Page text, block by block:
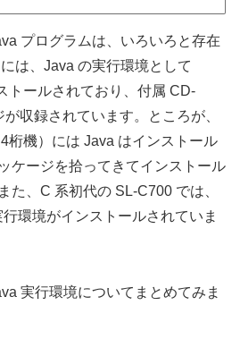
プログラムは、いろいろと存在
は、Java の実行環境として
トールされており、付属 CD-
収録されています。ところが、
桁機）には Java はインストール
ケージを拾ってきてインストール
た、C 系初代の SL-C700 では、
環境がインストールされていま
実行環境についてまとめてみま